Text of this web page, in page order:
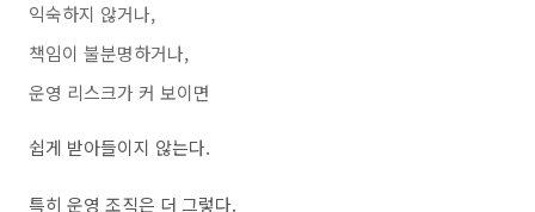
익숙하지 않거나,
책임이 불분명하거나,
운영 리스크가 커 보이면
쉽게 받아들이지 않는다.
특히 운영 조직은 더 그렇다.